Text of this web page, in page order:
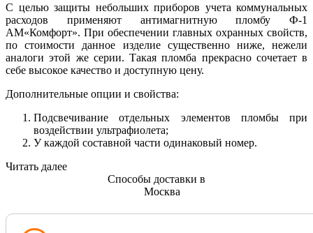
С целью защиты небольших приборов учета коммунальных
расходов применяют антимагнитную пломбу Ф-1
АМ«Комфорт». При обеспечении главных охранных свойств,
по стоимости данное изделие существенно ниже, нежели
аналоги этой же серии. Такая пломба прекрасно сочетает в
себе высокое качество и доступную цену.
Дополнительные опции и свойства:
Подсвечивание отдельных элементов пломбы при
воздействии ультрафиолета;
У каждой составной части одинаковый номер.
Читать далее
Способы доставки в
Москва